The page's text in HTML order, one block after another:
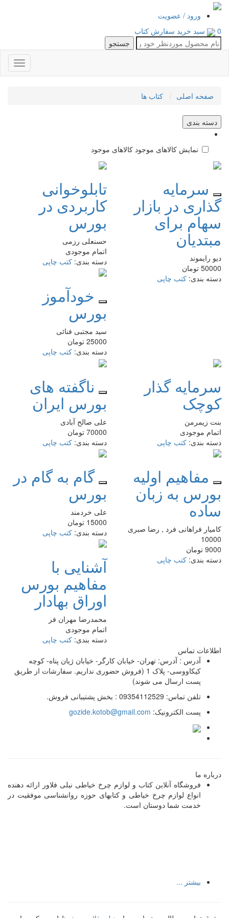
ورود / عضویت
0
سبد خرید سفارش کتاب
جستجو
صفحه اصلی کتاب ها
دسته بندی
نمایش کالاهای موجود کالاهای موجود
سرمایه
گذاری در بازار
سهام برای
مبتدیان
دیو رایموند
50000 تومان
دسته بندی: کتب چاپی
تابلوخوانی
کاربردی در
بورس
حسنعلی رزمی
اتمام موجودی
دسته بندی: کتب چاپی
خودآموز
بورس
سید مجتبی فنائی
25000 تومان
دسته بندی: کتب چاپی
سرمایه گذار
کوچک
بنت زیمرمن
اتمام موجودی
دسته بندی: کتب چاپی
ناگفته های
بورس ایران
علی صالح آبادی
70000 تومان
دسته بندی: کتب چاپی
مفاهیم اولیه
بورس به زبان
ساده
کامیار فراهانی فرد , رضا صبری
10000
9000 تومان
دسته بندی: کتب چاپی
گام به گام در
بورس
علی خردمند
15000 تومان
دسته بندی: کتب چاپی
آشنایی با
مفاهیم بورس
اوراق بهادار
محمدرضا مهران فر
اتمام موجودی
دسته بندی: کتب چاپی
اطلاعات تماس
آدرس : آدرس: تهران- خیابان کارگر- خیابان ژیان پناه- کوچه
کیکاووسی- پلاک 1 (فروش حضوری نداریم. سفارشات از طریق
پست ارسال می شوند)
تلفن تماس: 09354112529 : بخش پشتیبانی فروش.
پست الکترونیک: gozide.kotob@gmail.com
درباره ما
فروشگاه آنلاین کتاب و لوازم چرخ خیاطی نیلی فلاور ارائه دهنده
انواع لوازم چرخ خیاطی و کتابهای حوزه روانشناسی موفقیت در
خدمت شما دوستان است.
بیشتر ...